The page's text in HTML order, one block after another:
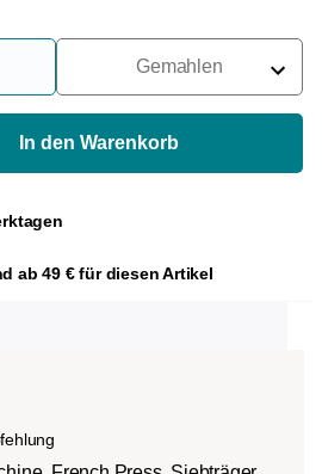
Gemahlen
Für Siebträger
In den Warenkorb
ab 49 € für diesen Artikel